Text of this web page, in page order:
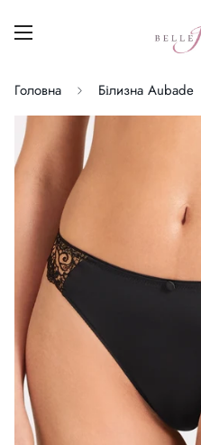
Головна Білизна Aubade